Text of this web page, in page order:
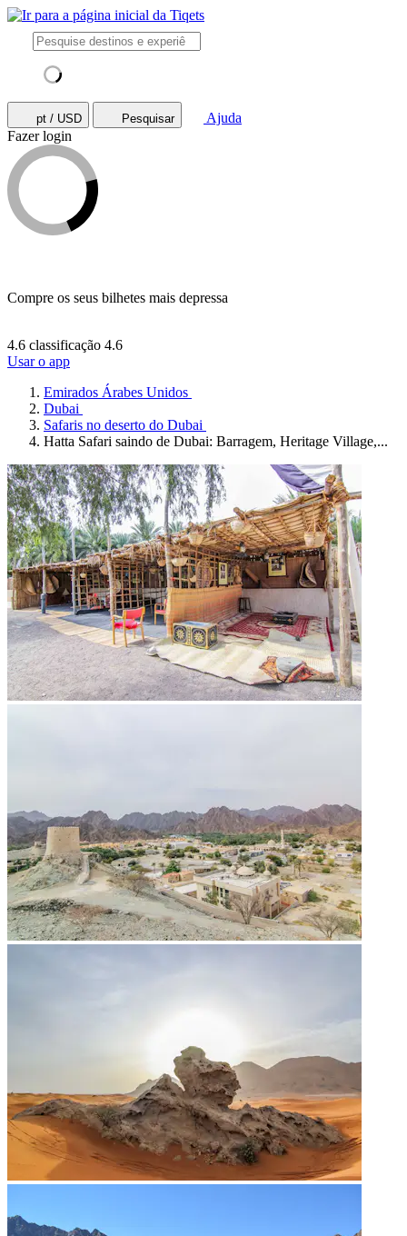
pt / USD Pesquisar
Ajuda
Fazer login
Compre os seus bilhetes mais depressa
4.6 classificação 4.6
Usar o app
Emirados Árabes Unidos
Dubai
Safaris no deserto do Dubai
Hatta Safari saindo de Dubai: Barragem, Heritage Village,...